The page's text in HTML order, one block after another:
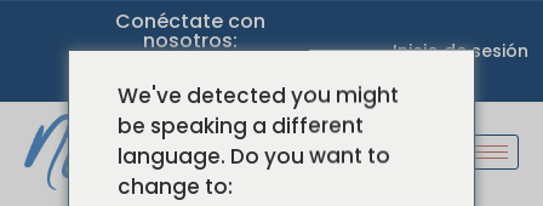
Conéctate con
nosotros: Inicio de sesión
We've detected you might
be speaking a different
language. Do you want to
change to: